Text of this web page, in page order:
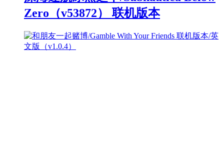
Zero（v53872） 联机版本